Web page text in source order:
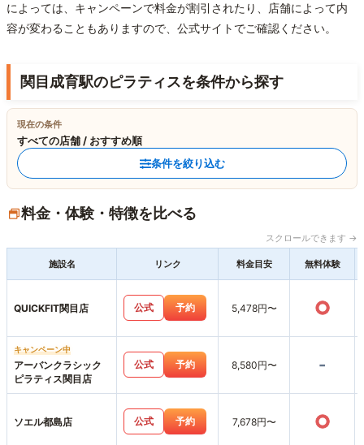
によっては、キャンペーンで料金が割引されたり、店舗によって内
容が変わることもありますので、公式サイトでご確認ください。
関目成育駅のピラティスを条件から探す
現在の条件
すべての店舗 / おすすめ順
条件を絞り込む
料金・体験・特徴を比べる
スクロールできます →
施設名 リンク 料金目安 無料体験
QUICKFIT関目店 公式 予約 5,478円〜 ○
キャンペーン中
アーバンクラシック
ピラティス関目店
公式 予約 8,580円〜 -
ソエル都島店 公式 予約 7,678円〜 ○